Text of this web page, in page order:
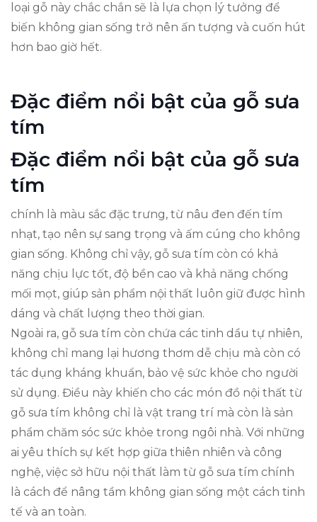
loại gỗ này chắc chắn sẽ là lựa chọn lý tưởng để
biến không gian sống trở nên ấn tượng và cuốn hút
hơn bao giờ hết.
Đặc điểm nổi bật của gỗ sưa
tím
Đặc điểm nổi bật của gỗ sưa
tím
chính là màu sắc đặc trưng, từ nâu đen đến tím
nhạt, tạo nên sự sang trọng và ấm cúng cho không
gian sống. Không chỉ vậy, gỗ sưa tím còn có khả
năng chịu lực tốt, độ bền cao và khả năng chống
mối mọt, giúp sản phẩm nội thất luôn giữ được hình
dáng và chất lượng theo thời gian.
Ngoài ra, gỗ sưa tím còn chứa các tinh dầu tự nhiên,
không chỉ mang lại hương thơm dễ chịu mà còn có
tác dụng kháng khuẩn, bảo vệ sức khỏe cho người
sử dụng. Điều này khiến cho các món đồ nội thất từ
gỗ sưa tím không chỉ là vật trang trí mà còn là sản
phẩm chăm sóc sức khỏe trong ngôi nhà. Với những
ai yêu thích sự kết hợp giữa thiên nhiên và công
nghệ, việc sở hữu nội thất làm từ gỗ sưa tím chính
là cách để nâng tầm không gian sống một cách tinh
tế và an toàn.